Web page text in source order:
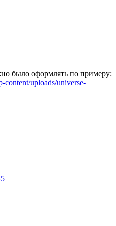
было оформлять по примеру:
content/uploads/universe-